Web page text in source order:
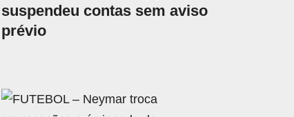
suspendeu contas sem aviso
prévio